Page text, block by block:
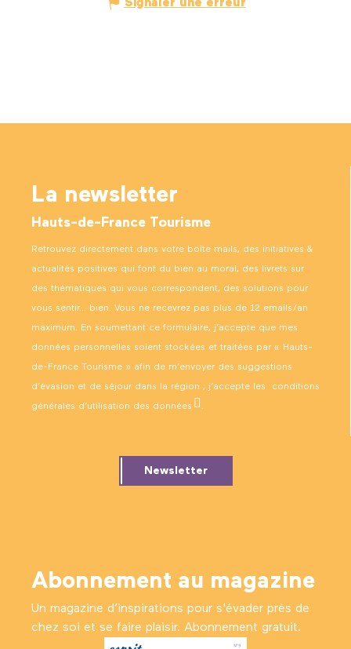
Signaler une erreur
La newsletter
Hauts-de-France Tourisme
Retrouvez directement dans votre boîte mails, des initiatives &
actualités positives qui font du bien au moral, des livrets sur
des thématiques qui vous correspondent, des solutions pour
vous sentir… bien. Vous ne recevrez pas plus de 12 emails/an
maximum. En soumettant ce formulaire, j’accepte que mes
données personnelles soient stockées et traitées par « Hauts-
de-France Tourisme » afin de m’envoyer des suggestions
d’évasion et de séjour dans la région ; j’accepte les conditions
générales d’utilisation des données .
Newsletter
Abonnement au magazine
Un magazine d’inspirations pour s'évader près de
chez soi et se faire plaisir. Abonnement gratuit.